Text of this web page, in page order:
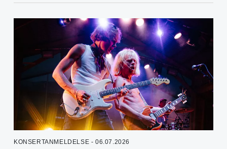
KONSERTANMELDELSE - 06.07.2026